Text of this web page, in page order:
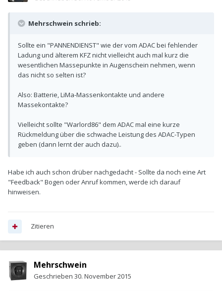
Mehrschwein schrieb:
Sollte ein "PANNENDIENST" wie der vom ADAC bei fehlender
Ladung und älterem KFZ nicht vielleicht auch mal kurz die
wesentlichen Massepunkte in Augenschein nehmen, wenn
das nicht so selten ist?
Also: Batterie, LiMa-Massenkontakte und andere
Massekontakte?
Vielleicht sollte "Warlord86" dem ADAC mal eine kurze
Rückmeldung über die schwache Leistung des ADAC-Typen
geben (dann lernt der auch dazu)..
Habe ich auch schon drüber nachgedacht - Sollte da noch eine Art
"Feedback" Bogen oder Anruf kommen, werde ich darauf
hinweisen.
Zitieren
Mehrschwein
Geschrieben 30. November 2015